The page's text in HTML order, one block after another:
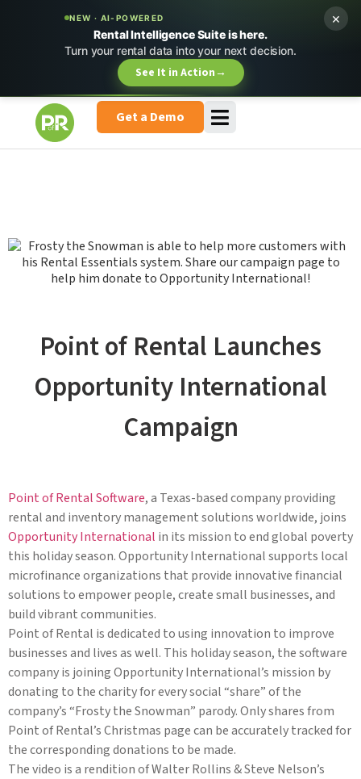
NEW · AI-POWERED
Rental Intelligence Suite is here.
Turn your rental data into your next decision.
See It in Action→
×
Get a Demo
Point of Rental Launches
Opportunity International
Campaign
Point of Rental Software, a Texas-based company providing
rental and inventory management solutions worldwide, joins
Opportunity International in its mission to end global poverty
this holiday season. Opportunity International supports local
microfinance organizations that provide innovative financial
solutions to empower people, create small businesses, and
build vibrant communities.
Point of Rental is dedicated to using innovation to improve
businesses and lives as well. This holiday season, the software
company is joining Opportunity International’s mission by
donating to the charity for every social “share” of the
company’s “Frosty the Snowman” parody. Only shares from
Point of Rental’s Christmas page can be accurately tracked for
the corresponding donations to be made.
The video is a rendition of Walter Rollins & Steve Nelson’s